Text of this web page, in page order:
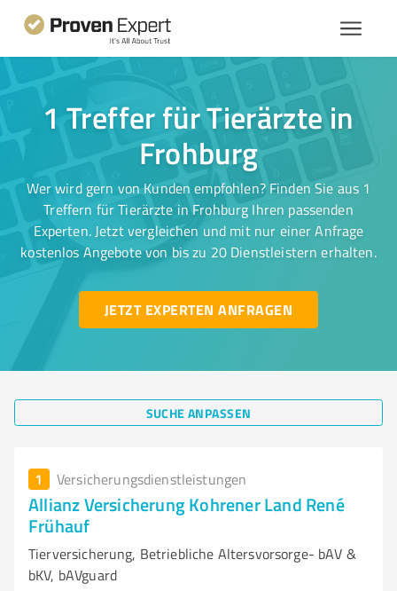
1 Treffer für Tierärzte in
Frohburg
Wer wird gern von Kunden empfohlen? Finden Sie aus 1
Treffern für Tierärzte in Frohburg Ihren passenden
Experten. Jetzt vergleichen und mit nur einer Anfrage
kostenlos Angebote von bis zu 20 Dienstleistern erhalten.
JETZT EXPERTEN ANFRAGEN
SUCHE ANPASSEN
1 Versicherungsdienstleistungen
Allianz Versicherung Kohrener Land René
Frühauf
Tierversicherung, Betriebliche Altersvorsorge- bAV &
bKV, bAVguard